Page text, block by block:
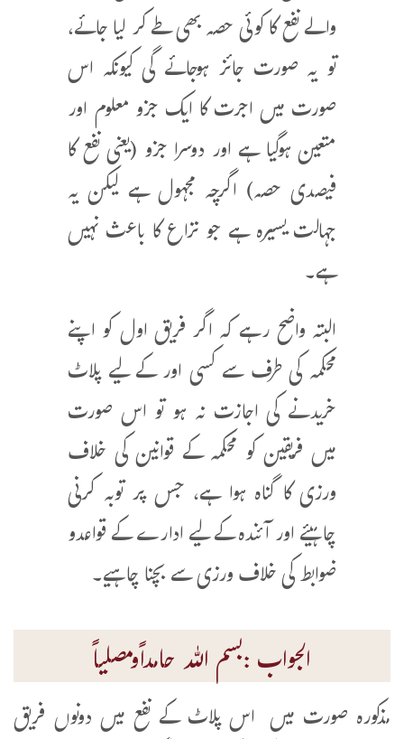
والے نفع کا کوئی حصہ بھی طے کر لیا جائے،
تو یہ صورت جائز ہوجائے گی کیونکہ اس
صورت میں اجرت کا ایک جزو معلوم اور
متعین ہوگیا ہے اور دوسرا جزو (یعنی نفع کا
فیصدی حصہ) اگرچہ مجہول ہے لیکن یہ
جہالت یسیرہ ہے جو نزاع کا باعث نہیں
ہے۔
البتہ واضح رہے کہ اگر فریق اول کو اپنے
محکمہ کی طرف سے کسی اور کے لیے پلاٹ
خریدنے کی اجازت نہ ہو تو اس صورت
میں فریقین کو محکمہ کے قوانین کی خلاف
ورزی کا گناہ ہوا ہے، جس پر توبہ کرنی
چاہیئے اور آئندہ کے لیے ادارے کے قواعدو
ضوابط کی خلاف ورزی سے بچنا چاہیے۔
الجواب :بسم اللہ حامداًومصلیاً
مذکورہ صورت میں اس پلاٹ کے نفع میں دونوں فریق